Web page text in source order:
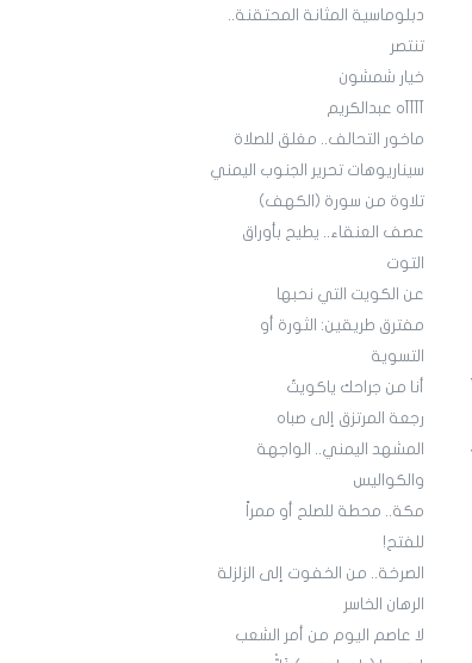
دبلوماسية المثانة المحتقنة..
تنتصر
خيار شمشون
آآآآه عبدالكريم
ماخور التحالف.. مغلق للصلاة
سيناريوهات تحرير الجنوب اليمني
تلاوة من سورة (الكهف)
عصف العنقاء.. يطيح بأوراق
التوت
عن الكويت التي نحبها
مفترق طريقين: الثورة أو
التسوية
أنا من جراحك ياكويتُ
رجعة المرتزق إلى صباه
المشهد اليمني.. الواجهة
والكواليس
مكة.. محطة للصلح أو ممراً
للفتح!
الصرخة.. من الخفوت إلى الزلزلة
الرهان الخاسر
لا عاصم اليوم من أمر الشعب